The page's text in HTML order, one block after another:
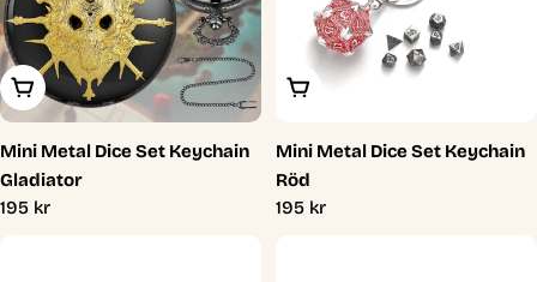
Lägg I Varukorg
Mini Metal Dice Set Keychain
Gladiator
Ordinarie
195 kr
Lägg I Varukorg
Mini Metal Dice Set Keychain
Röd
Ordinarie
195 kr